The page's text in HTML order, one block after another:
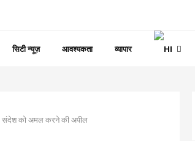
सिटी न्यूज़ आवश्यकता व्यापार
संदेश को अमल करने की अपील